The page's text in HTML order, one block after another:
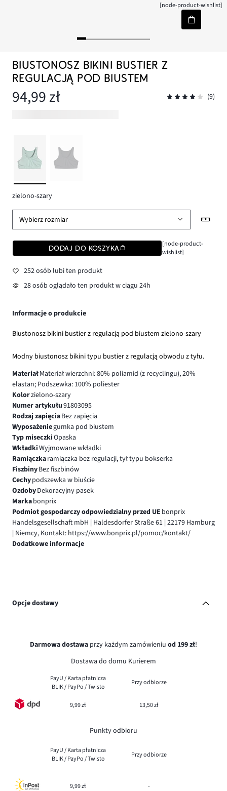
[node-product-wishlist]
BIUSTONOSZ BIKINI BUSTIER Z
REGULACJĄ POD BIUSTEM
94,99 zł (9)
zielono-szary
Wybierz rozmiar
DODAJ DO KOSZYKA
[node-product-
wishlist]
252 osób lubi ten produkt
28 osób oglądało ten produkt w ciągu 24h
Informacje o produkcie
Biustonosz bikini bustier z regulacją pod biustem zielono-szary
Modny biustonosz bikini typu bustier z regulacją obwodu z tyłu.
MateriałMateriał wierzchni: 80% poliamid (z recyclingu), 20%
elastan; Podszewka: 100% poliester
Kolorzielono-szary
Numer artykułu91803095
Rodzaj zapięciaBez zapięcia
Wyposażeniegumka pod biustem
Typ miseczkiOpaska
WkładkiWyjmowane wkładki
Ramiączkaramiączka bez regulacji, tył typu bokserka
FiszbinyBez fiszbinów
Cechypodszewka w biuście
OzdobyDekoracyjny pasek
Markabonprix
Podmiot gospodarczy odpowiedzialny przed UE bonprix
Handelsgesellschaft mbH | Haldesdorfer Straße 61 | 22179 Hamburg
| Niemcy, Kontakt: https://www.bonprix.pl/pomoc/kontakt/
Dodatkowe informacje
Opcje dostawy
Darmowa dostawa przy każdym zamówieniu od 199 zł!
Dostawa do domu Kurierem
PayU / Karta płatnicza
BLIK / PayPo / Twisto
Przy odbiorze
9,99 zł 13,50 zł
Punkty odbioru
PayU / Karta płatnicza
BLIK / PayPo / Twisto
Przy odbiorze
9,99 zł -